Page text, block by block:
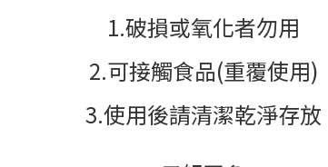
1.破損或氧化者勿用
2.可接觸食品(重覆使用)
3.使用後請清潔乾淨存放